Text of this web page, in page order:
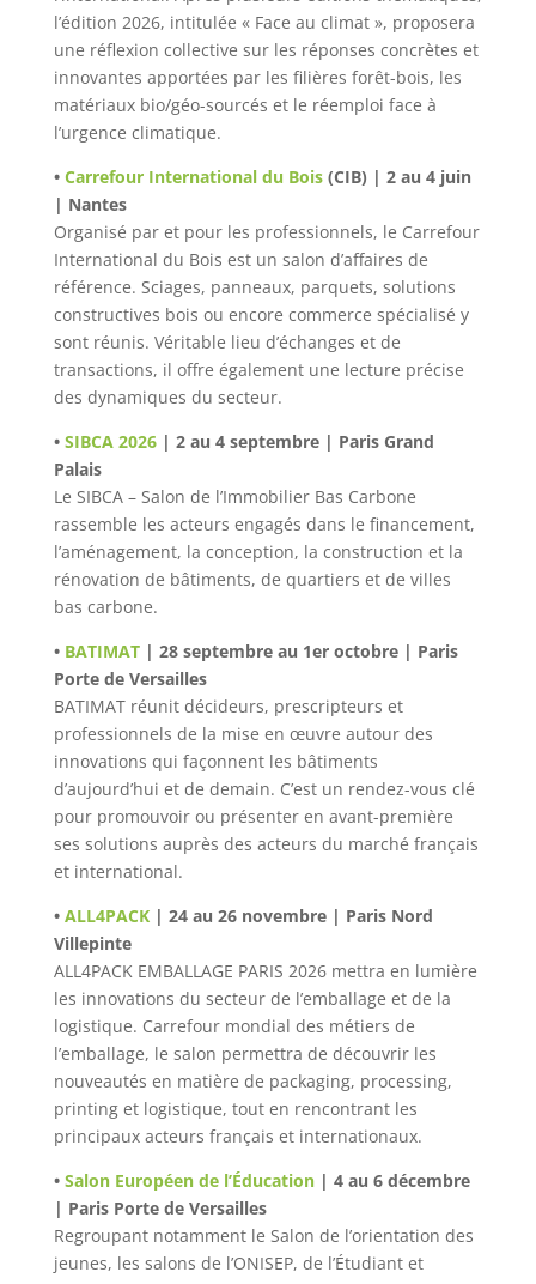
l’édition 2026, intitulée « Face au climat », proposera
une réflexion collective sur les réponses concrètes et
innovantes apportées par les filières forêt-bois, les
matériaux bio/géo-sourcés et le réemploi face à
l’urgence climatique.
• Carrefour International du Bois(CIB) | 2 au 4 juin
| Nantes
Organisé par et pour les professionnels, le Carrefour
International du Bois est un salon d’affaires de
référence. Sciages, panneaux, parquets, solutions
constructives bois ou encore commerce spécialisé y
sont réunis. Véritable lieu d’échanges et de
transactions, il offre également une lecture précise
des dynamiques du secteur.
• SIBCA 2026| 2 au 4 septembre | Paris Grand
Palais
Le SIBCA – Salon de l’Immobilier Bas Carbone
rassemble les acteurs engagés dans le financement,
l’aménagement, la conception, la construction et la
rénovation de bâtiments, de quartiers et de villes
bas carbone.
• BATIMAT| 28 septembre au 1er octobre | Paris
Porte de Versailles
BATIMAT réunit décideurs, prescripteurs et
professionnels de la mise en œuvre autour des
innovations qui façonnent les bâtiments
d’aujourd’hui et de demain. C’est un rendez-vous clé
pour promouvoir ou présenter en avant-première
ses solutions auprès des acteurs du marché français
et international.
• ALL4PACK| 24 au 26 novembre | Paris Nord
Villepinte
ALL4PACK EMBALLAGE PARIS 2026 mettra en lumière
les innovations du secteur de l’emballage et de la
logistique. Carrefour mondial des métiers de
l’emballage, le salon permettra de découvrir les
nouveautés en matière de packaging, processing,
printing et logistique, tout en rencontrant les
principaux acteurs français et internationaux.
• Salon Européen de l’Éducation| 4 au 6 décembre
| Paris Porte de Versailles
Regroupant notamment le Salon de l’orientation des
jeunes, les salons de l’ONISEP, de l’Étudiant et